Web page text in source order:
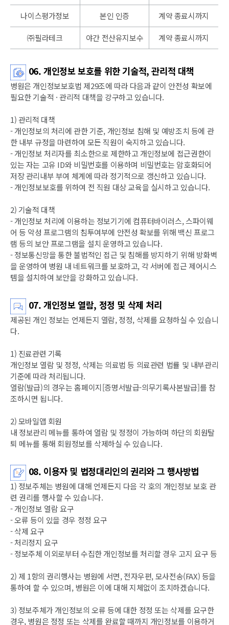
나이스평가정보 본인 인증 계약 종료시까지
㈜필라테크 야간 전산유지보수 계약 종료시까지
06. 개인정보 보호를 위한 기술적, 관리적 대책
병원은 개인정보보호법 제29조에 따라 다음과 같이 안전성 확보에
필요한 기술적 · 관리적 대책을 강구하고 있습니다.
1) 관리적 대책
- 개인정보의 처리에 관한 기준, 개인정보 침해 및 예방조치 등에 관
한 내부 규정을 마련하여 모든 직원이 숙지하고 있습니다.
- 개인정보 처리자를 최소한으로 제한하고 개인정보에 접근권한이
있는 자는 고유 ID와 비밀번호를 이용하며 비밀번호는 암호화되어
저장 관리내부 부여 체계에 따라 정기적으로 갱신하고 있습니다.
- 개인정보보호를 위하여 전 직원 대상 교육을 실시하고 있습니다.
2) 기술적 대책
- 개인정보 처리에 이용하는 정보기기에 컴퓨터바이러스, 스파이웨
어 등 악성 프로그램의 침투여부에 안전성 확보를 위해 백신 프로그
램 등의 보안 프로그램을 설치 운영하고 있습니다.
- 정보통신망을 통한 불법적인 접근 및 침해를 방지하기 위해 방화벽
을 운영하여 병원 내 네트워크를 보호하고, 각 서버에 접근 제어시스
템을 설치하여 보안을 강화하고 있습니다.
07. 개인정보 열람, 정정 및 삭제 처리
제공된 개인 정보는 언제든지 열람, 정정, 삭제를 요청하실 수 있습니
다.
1) 진료관련 기록
개인정보 열람 및 정정, 삭제는 의료법 등 의료관련 법률 및 내부관리
기준에 따라 처리됩니다.
열람(발급)의 경우는 홈페이지[증명서발급-의무기록사본발급]를 참
조하시면 됩니다.
2) 모바일앱 회원
내 정보관리 메뉴를 통하여 열람 및 정정이 가능하며 하단의 회원탈
퇴 메뉴를 통해 회원정보를 삭제하실 수 있습니다.
08. 이용자 및 법정대리인의 권리와 그 행사방법
1) 정보주체는 병원에 대해 언제든지 다음 각 호의 개인정보 보호 관
련 권리를 행사할 수 있습니다.
- 개인정보 열람 요구
- 오류 등이 있을 경우 정정 요구
- 삭제 요구
- 처리정지 요구
- 정보주체 이외로부터 수집한 개인정보를 처리할 경우 고지 요구 등
2) 제 1항의 권리행사는 병원에 서면, 전자우편, 모사전송(FAX) 등을
통하여 할 수 있으며, 병원은 이에 대해 지체없이 조치하겠습니다.
3) 정보주체가 개인정보의 오류 등에 대한 정정 또는 삭제를 요구한
경우, 병원은 정정 또는 삭제를 완료할 때까지 개인정보를 이용하거